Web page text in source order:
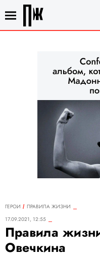
ГЕРОИ
ПРАВИЛА ЖИЗНИ
17.09.2021, 12:55
Правила
Овечкина